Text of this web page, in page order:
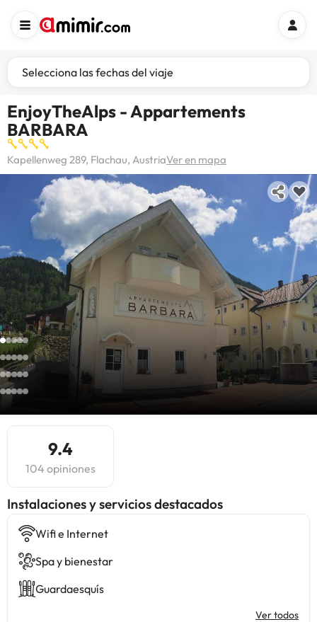
Selecciona las fechas del viaje
EnjoyTheAlps - Appartements
BARBARA
Kapellenweg 289, Flachau, AustriaVer en mapa
9.4
104 opiniones
Instalaciones y servicios destacados
Wifi e Internet
Spa y bienestar
Guardaesquís
Ver todos